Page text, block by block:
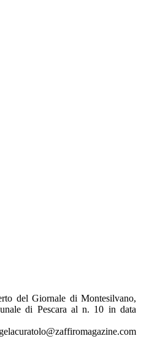
del Giornale di Montesilvano,
di Pescara al n. 10 in data